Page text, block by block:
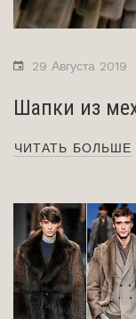
29 Августа 2019
Шапки из
ЧИТАТЬ БОЛЬШЕ